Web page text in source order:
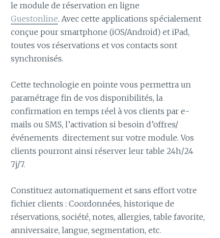
le module de réservation en ligne
Guestonline. Avec cette applications spécialement
conçue pour smartphone (iOS/Android) et iPad,
toutes vos réservations et vos contacts sont
synchronisés.
Cette technologie en pointe vous permettra un
paramétrage fin de vos disponibilités, la
confirmation en temps réel à vos clients par e-
mails ou SMS, l’activation si besoin d’offres/
événements directement sur votre module. Vos
clients pourront ainsi réserver leur table 24h/24
7j/7.
Constituez automatiquement et sans effort votre
fichier clients : Coordonnées, historique de
réservations, société, notes, allergies, table favorite,
anniversaire, langue, segmentation, etc.